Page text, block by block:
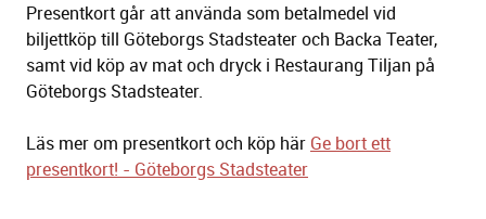
Presentkort går att använda som betalmedel vid
biljettköp till Göteborgs Stadsteater och Backa Teater,
samt vid köp av mat och dryck i Restaurang Tiljan på
Göteborgs Stadsteater.
Läs mer om presentkort och köp här Ge bort ett
presentkort! - Göteborgs Stadsteater